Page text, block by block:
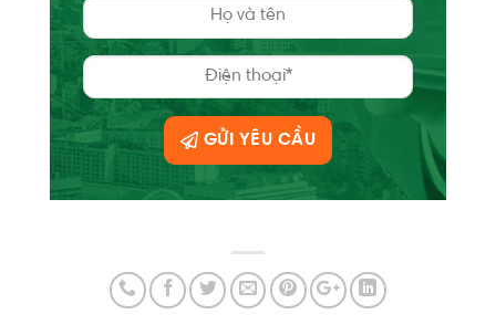
GỬI YÊU CẦU